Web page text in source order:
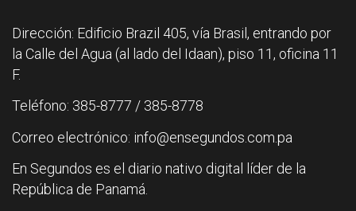
Dirección: Edificio Brazil 405, vía Brasil, entrando por
la Calle del Agua (al lado del Idaan), piso 11, oficina 11
F.
Teléfono: 385-8777 / 385-8778
Correo electrónico: info@ensegundos.com.pa
En Segundos es el diario nativo digital líder de la
República de Panamá.